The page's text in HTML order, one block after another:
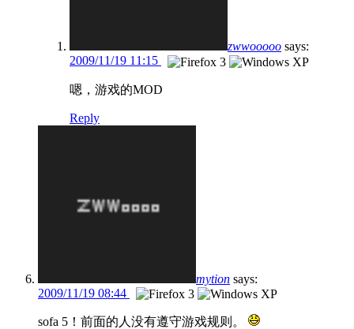
zwwooooo says:
2009/11/19 11:15
嗯，游戏的MOD
Reply
mytion says:
2009/11/19 08:44
sofa 5！前面的人没有遵守游戏规则。